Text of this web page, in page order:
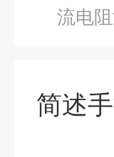
流电
简述